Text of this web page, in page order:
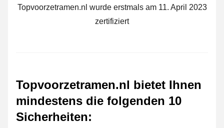
Topvoorzetramen.nl wurde erstmals am 11. April 2023
zertifiziert
Topvoorzetramen.nl bietet Ihnen
mindestens die folgenden 10
Sicherheiten: